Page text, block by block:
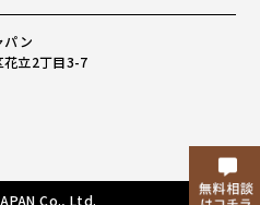
パン
花立2丁目3-7
Co., Ltd.